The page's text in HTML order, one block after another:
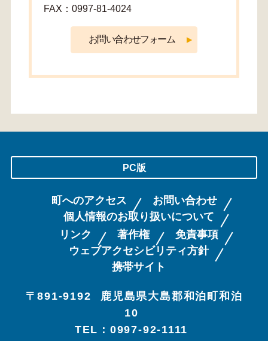
FAX：0997-81-4024
PC版
町へのアクセス
お問い合わせ
個人情報のお取り扱いについて
リンク
著作権
免責事項
ウェブアクセシビリティ方針
携帯サイト
〒891-9192
鹿児島県大島郡和泊町和泊
10
TEL：0997-92-1111